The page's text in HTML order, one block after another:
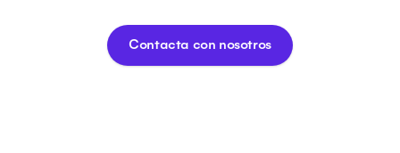
Contacta con nosotros